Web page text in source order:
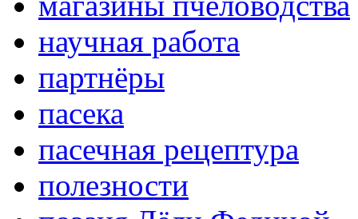
научная работа
партнёры
пасека
пасечная рецептура
полезности